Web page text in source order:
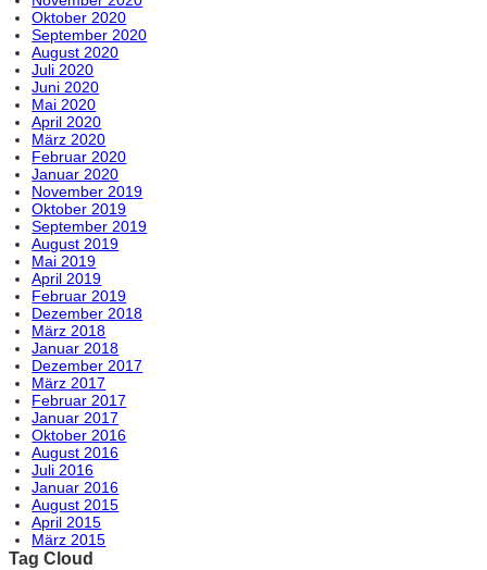
Oktober 2020
September 2020
August 2020
Juli 2020
Juni 2020
Mai 2020
April 2020
März 2020
Februar 2020
Januar 2020
November 2019
Oktober 2019
September 2019
August 2019
Mai 2019
April 2019
Februar 2019
Dezember 2018
März 2018
Januar 2018
Dezember 2017
März 2017
Februar 2017
Januar 2017
Oktober 2016
August 2016
Juli 2016
Januar 2016
August 2015
April 2015
März 2015
Tag Cloud